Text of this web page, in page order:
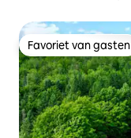
Favoriet van gasten
Favoriet van gasten